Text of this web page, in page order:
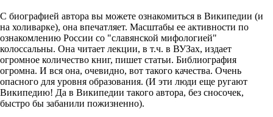
С биографией автора вы можете ознакомиться в Википедии (и
на холиварке), она впечатляет. Масштабы ее активности по
ознакомлению России со "славянской мифологией"
колоссальны. Она читает лекции, в т.ч. в ВУЗах, издает
огромное количество книг, пишет статьи. Библиография
огромна. И вся она, очевидно, вот такого качества. Очень
опасного для уровня образования. (И эти люди еще ругают
Википедию! Да в Википедии такого автора, без сносочек,
быстро бы забанили пожизненно).